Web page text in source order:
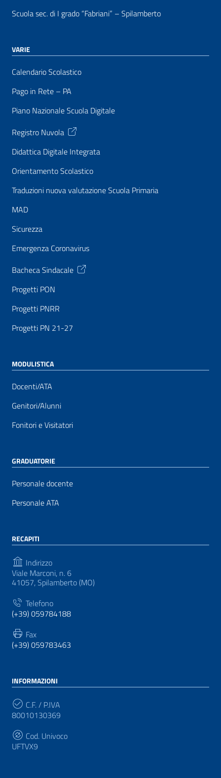
Scuola sec. di I grado “Fabriani” – Spilamberto
VARIE
Calendario Scolastico
Pago in Rete – PA
Piano Nazionale Scuola Digitale
Registro Nuvola
Didattica Digitale Integrata
Orientamento Scolastico
Traduzioni nuova valutazione Scuola Primaria
MAD
Sicurezza
Emergenza Coronavirus
Bacheca Sindacale
Progetti PON
Progetti PNRR
Progetti PN 21-27
MODULISTICA
Docenti/ATA
Genitori/Alunni
Fonitori e Visitatori
GRADUATORIE
Personale docente
Personale ATA
RECAPITI
Indirizzo
Viale Marconi, n. 6
41057, Spilamberto (MO)
Telefono
(+39) 059784188
Fax
(+39) 059783463
INFORMAZIONI
C.F. / P.IVA
80010130369
Cod. Univoco
UFTVX9